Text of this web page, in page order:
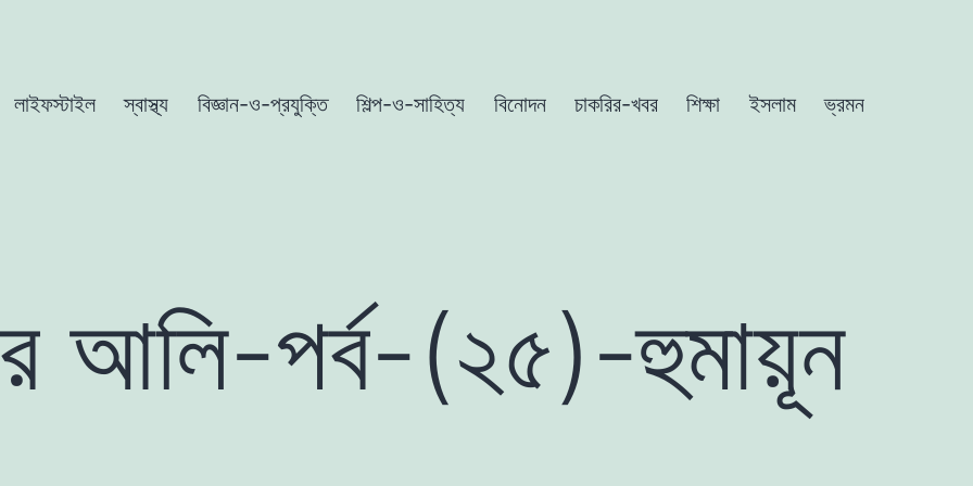
লাইফস্টাইল স্বাস্থ্য বিজ্ঞান-ও-প্রযুক্তি শিল্প-ও-সাহিত্য বিনোদন চাকরির-খবর শিক্ষা ইসলাম ভ্রমন
আলি-পর্ব-(২৫)-হুমায়ূন